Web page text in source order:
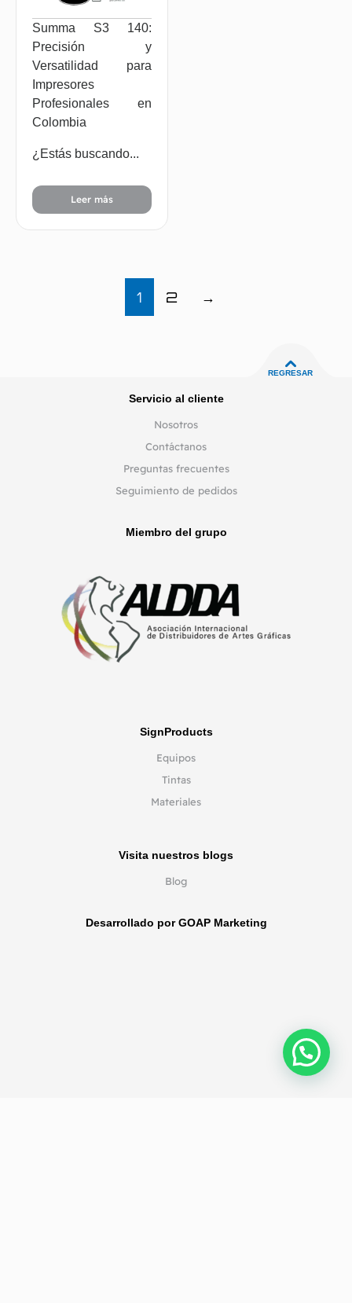
Summa S3 140:
Precisión y
Versatilidad para
Impresores
Profesionales en
Colombia
¿Estás buscando...
Leer más
1 2 →
REGRESAR
Servicio al cliente
Nosotros
Contáctanos
Preguntas frecuentes
Seguimiento de pedidos
Miembro del grupo
SignProducts
Equipos
Tintas
Materiales
Desarrollado por GOAP Marketing
Visita nuestros blogs
Blog